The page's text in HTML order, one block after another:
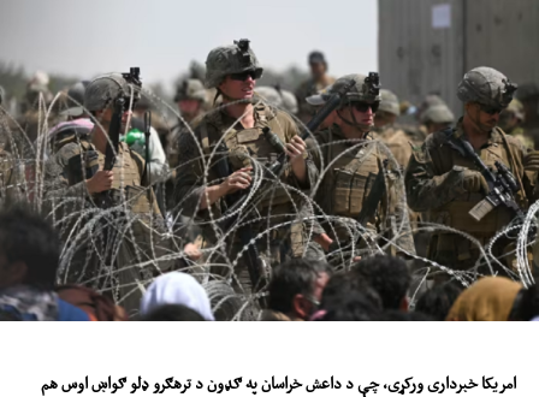
امریکاخبرداری ورکړی، چې د داعش خراسان په ګډون د ترهګرو ډلو ګواښ اوسهم